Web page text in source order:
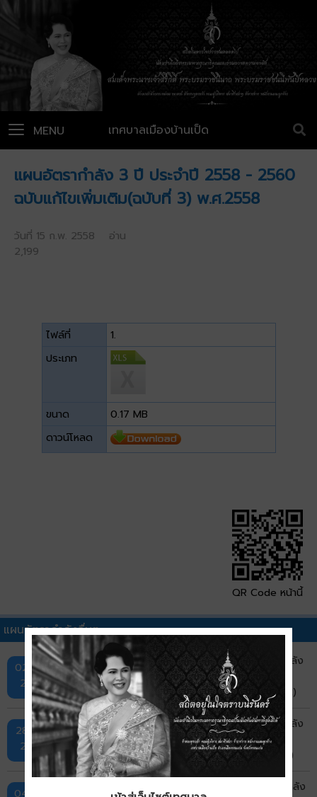
เทศบาลเมืองบ้านเป็ด
MENU
แผนอัตรากำลัง 3 ปี ประจำปี 2558 - 2560
ฉบับแก้ไขเพิ่มเติม(ฉบับที่ 3) พ.ศ.2558
วันที่ 15 ก.พ. 2558 อ่าน
2,199
ไฟล์ที่
1.
ประเภท
ขนาด
0.17 MB
ดาวน์โหลด
QR Code หน้านี้
แผนอัตรากำลังอื่นๆ
02 ก.ย.
2568
ประกาศเทศบาลเมืองบ้านเป็ด เรื่อง การใช้แผนอัตรากำลัง
3 ปีของเทศบาล ประจำปีงบประมาณ พ.ศ.2567-2569
ฉบับปรับปรุง ประจำปีงบประมาณ พ.ศ.2568 (ครั้งที่ 2)
28 มี.ค.
2568
ประกาศเทศบาลเมืองบ้านเป็ด เรื่อง การใช้แผนอัตรากำลัง
3 ปีของเทศบาล ประจำปีงบประมาณ พ.ศ.2567-2569
ฉบับปรับปรุง ประจำปีงบประมาณ พ.ศ.2568 (ครั้งที่ 1)
04 ต.ค.
ประกาศเทศบาลตำบลบ้านเป็ด เรื่อง การใช้แผนอัตรากำลัง